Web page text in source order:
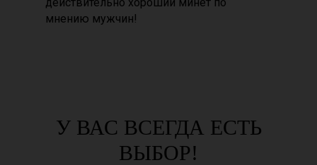
мнению мужчин!
У ВАС ВСЕГДА ЕСТЬ
ВЫБОР!